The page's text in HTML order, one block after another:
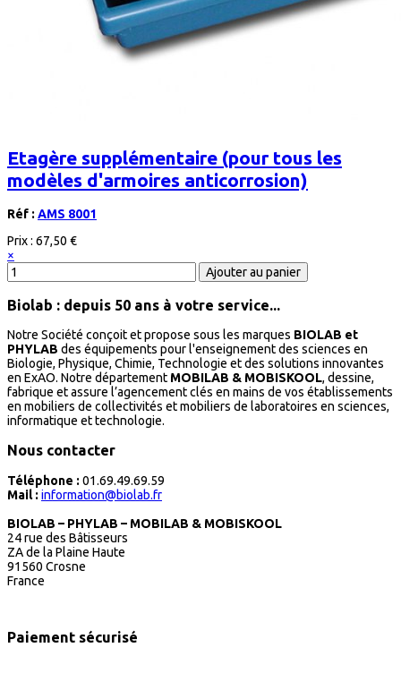
Etagère supplémentaire (pour tous les
modèles d'armoires anticorrosion)
Réf : AMS 8001
Prix : 67,50 €
×
Biolab : depuis 50 ans à votre service...
Notre Société conçoit et propose sous les marques BIOLAB et
PHYLAB des équipements pour l'enseignement des sciences en
Biologie, Physique, Chimie, Technologie et des solutions innovantes
en ExAO. Notre département MOBILAB & MOBISKOOL, dessine,
fabrique et assure l’agencement clés en mains de vos établissements
en mobiliers de collectivités et mobiliers de laboratoires en sciences,
informatique et technologie.
Nous contacter
Téléphone : 01.69.49.69.59
Mail : information@biolab.fr
BIOLAB – PHYLAB – MOBILAB & MOBISKOOL
24 rue des Bâtisseurs
ZA de la Plaine Haute
91560 Crosne
France
Paiement sécurisé